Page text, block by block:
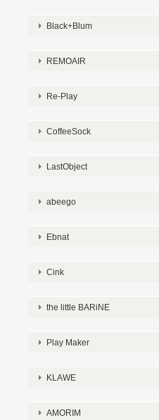
Black+Blum
REMOAIR
Re-Play
CoffeeSock
LastObject
abeego
Ebnat
Cink
the little BARiNE
Play Maker
KLAWE
AMORIM